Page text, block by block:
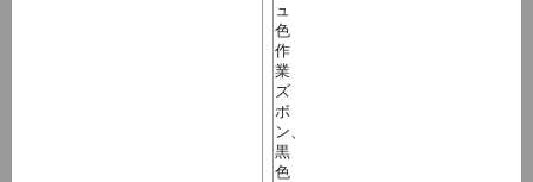
ュ
色
作
業
ズ
ボ
ン、
黒
色